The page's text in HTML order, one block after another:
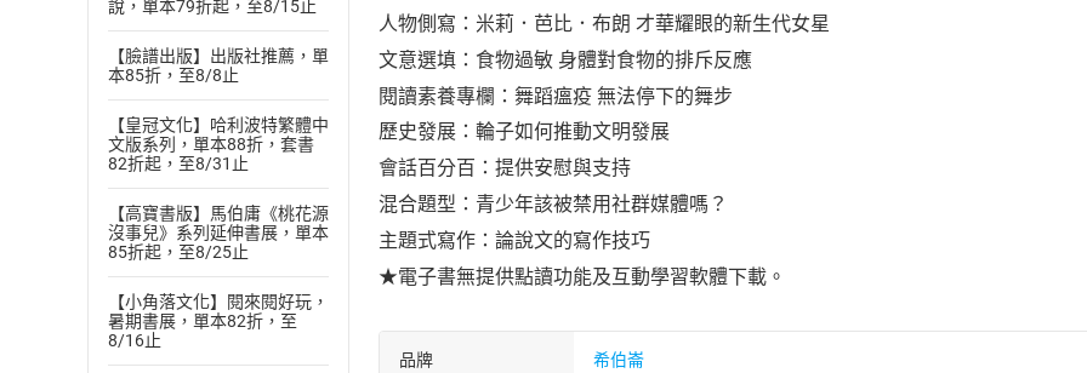
說，單本79折起，至8/15止
【臉譜出版】出版社推薦，單
本85折，至8/8止
【皇冠文化】哈利波特繁體中
文版系列，單本88折，套書
82折起，至8/31止
【高寶書版】馬伯庸《桃花源
沒事兒》系列延伸書展，單本
85折起，至8/25止
【小角落文化】閱來閱好玩，
暑期書展，單本82折，至
8/16止
人物側寫：米莉．芭比．布朗 才華耀眼的新生代女星
文意選填：食物過敏 身體對食物的排斥反應
閱讀素養專欄：舞蹈瘟疫 無法停下的舞步
歷史發展：輪子如何推動文明發展
會話百分百：提供安慰與支持
混合題型：青少年該被禁用社群媒體嗎？
主題式寫作：論說文的寫作技巧
★電子書無提供點讀功能及互動學習軟體下載。
品牌 希伯崙